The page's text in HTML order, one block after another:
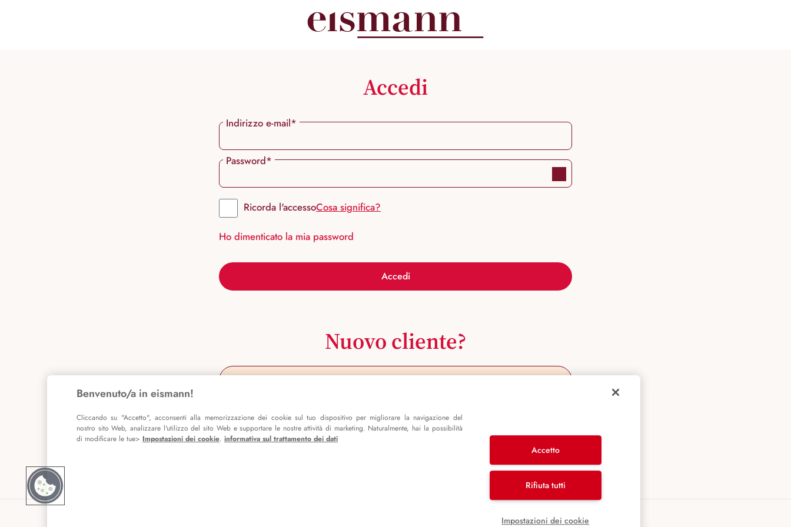
Accedi
Indirizzo e-mail*
Password*
Ricorda l'accessoCosa significa?
Ho dimenticato la mia password
Accedi
Nuovo cliente?
Registrati ora
Benvenuto/a in eismann!
Cliccando su "Accetto", acconsenti alla memorizzazione dei cookie sul tuo dispositivo per migliorare la navigazione del
nostro sito Web, analizzare l'utilizzo del sito Web e supportare le nostre attività di marketing. Naturalmente, hai la possibilità
di modificare le tue> Impostazioni dei cookie. informativa sul trattamento dei dati
Accetto
Rifiuta tutti
Impostazioni dei cookie